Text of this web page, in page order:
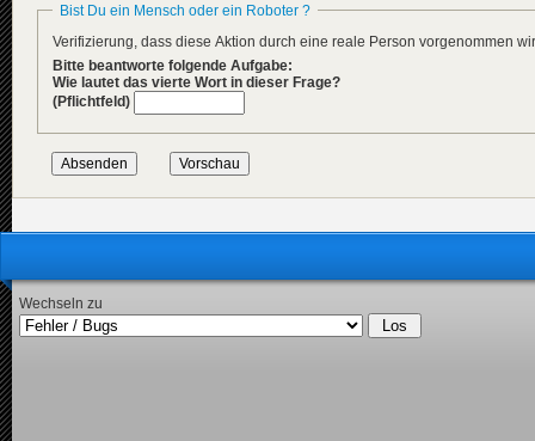
Bist Du ein Mensch oder ein Roboter ?
Verifizierung, dass diese Aktion durch eine reale Person vorgenommen
Bitte beantworte folgende Aufgabe:
Wie lautet das vierte Wort in dieser Frage?
(Pflichtfeld)
Wechseln zu